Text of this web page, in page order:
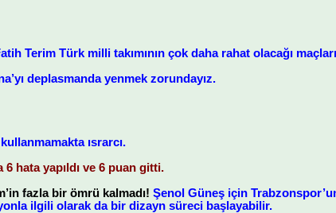
Terim Türk milli takımının çok daha rahat olacağı
deplasmanda yenmek zorundayız.
ısrarcı.
hata yapıldı ve 6 puan gitti.
fazla bir ömrü kalmadı! Şenol Güneş için
ilgili olarak da bir dizayn süreci başlayabilir.